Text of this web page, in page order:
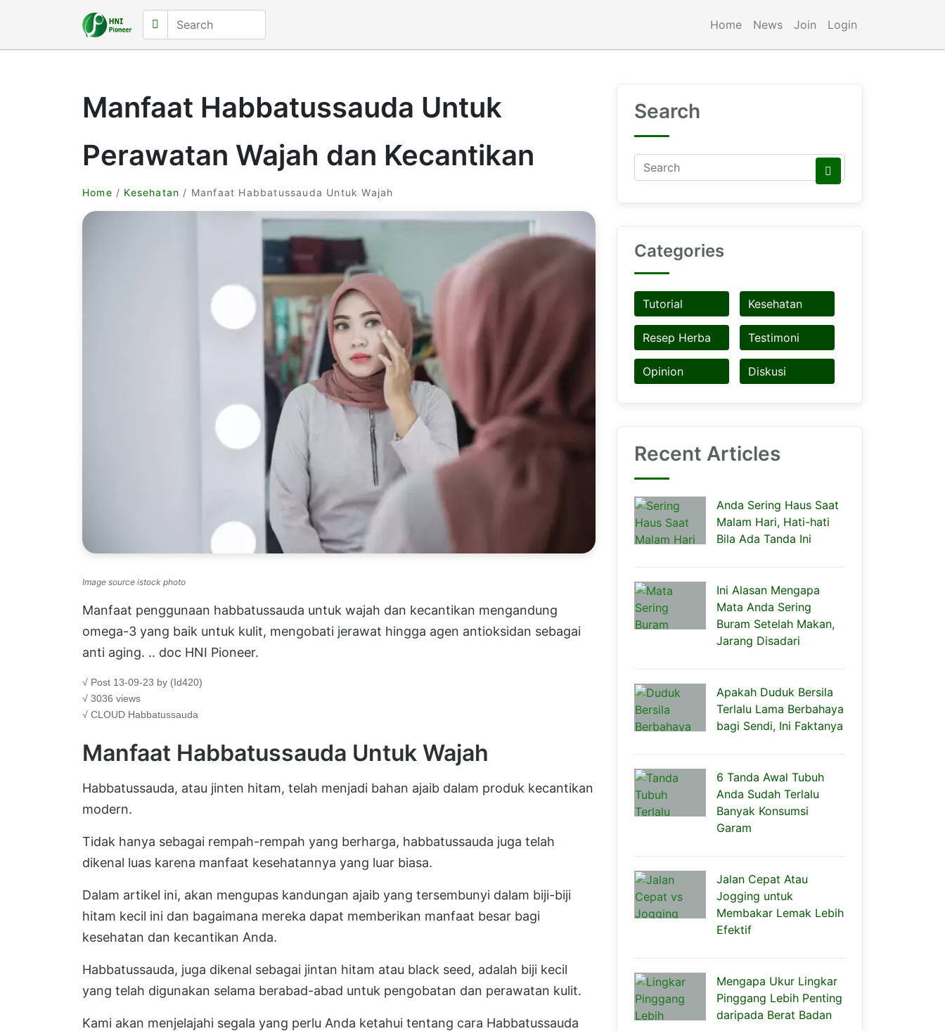
Home News Join Login
Manfaat Habbatussauda Untuk
Perawatan Wajah dan Kecantikan
Home / Kesehatan / Manfaat Habbatussauda Untuk Wajah
Image source istock photo
Manfaat penggunaan habbatussauda untuk wajah dan kecantikan mengandung
omega-3 yang baik untuk kulit, mengobati jerawat hingga agen antioksidan sebagai
anti aging. .. doc HNI Pioneer.
√ Post 13-09-23 by (Id420)
√ 3036 views
√ CLOUD Habbatussauda
Manfaat Habbatussauda Untuk Wajah
Habbatussauda, atau jinten hitam, telah menjadi bahan ajaib dalam produk kecantikan
modern.
Tidak hanya sebagai rempah-rempah yang berharga, habbatussauda juga telah
dikenal luas karena manfaat kesehatannya yang luar biasa.
Dalam artikel ini, akan mengupas kandungan ajaib yang tersembunyi dalam biji-biji
hitam kecil ini dan bagaimana mereka dapat memberikan manfaat besar bagi
kesehatan dan kecantikan Anda.
Habbatussauda, juga dikenal sebagai jintan hitam atau black seed, adalah biji kecil
yang telah digunakan selama berabad-abad untuk pengobatan dan perawatan kulit.
Kami akan menjelajahi segala yang perlu Anda ketahui tentang cara Habbatussauda
Search
Categories
Tutorial Kesehatan
Resep Herba Testimoni
Opinion Diskusi
Recent Articles
Anda Sering Haus Saat
Malam Hari, Hati-hati
Bila Ada Tanda Ini
Ini Alasan Mengapa
Mata Anda Sering
Buram Setelah Makan,
Jarang Disadari
Apakah Duduk Bersila
Terlalu Lama Berbahaya
bagi Sendi, Ini Faktanya
6 Tanda Awal Tubuh
Anda Sudah Terlalu
Banyak Konsumsi
Garam
Jalan Cepat Atau
Jogging untuk
Membakar Lemak Lebih
Efektif
Mengapa Ukur Lingkar
Pinggang Lebih Penting
daripada Berat Badan